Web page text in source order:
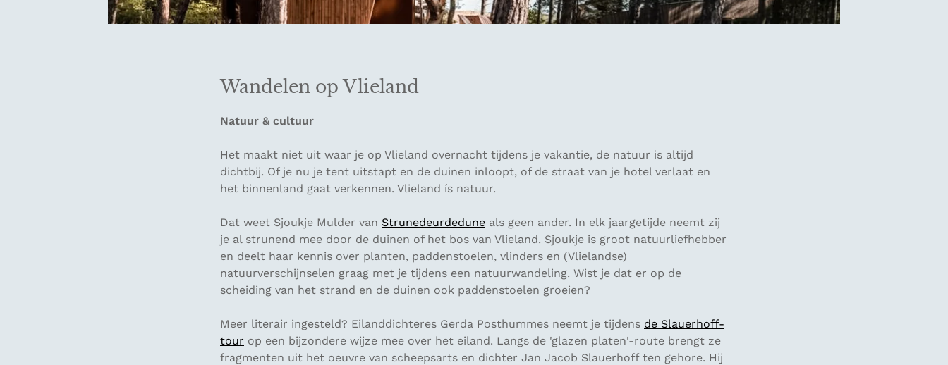
Wandelen op Vlieland
Natuur & cultuur
Het maakt niet uit waar je op Vlieland overnacht tijdens je vakantie, de natuur is altijd
dichtbij. Of je nu je tent uitstapt en de duinen inloopt, of de straat van je hotel verlaat en
het binnenland gaat verkennen. Vlieland ís natuur.
Dat weet Sjoukje Mulder van Strunedeurdedune als geen ander. In elk jaargetijde neemt zij
je al strunend mee door de duinen of het bos van Vlieland. Sjoukje is groot natuurliefhebber
en deelt haar kennis over planten, paddenstoelen, vlinders en (Vlielandse)
natuurverschijnselen graag met je tijdens een natuurwandeling. Wist je dat er op de
scheiding van het strand en de duinen ook paddenstoelen groeien?
Meer literair ingesteld? Eilanddichteres Gerda Posthummes neemt je tijdens de Slauerhoff-
tour op een bijzondere wijze mee over het eiland. Langs de 'glazen platen'-route brengt ze
fragmenten uit het oeuvre van scheepsarts en dichter Jan Jacob Slauerhoff ten gehore. Hij